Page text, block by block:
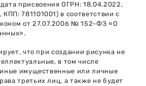
присвоения ОГРН: 18.04.2022,
781101001) в соответствии с
от 27.07.2006 № 152-ФЗ «О
что при создании рисунка не
в том числе
имущественные или личные
третьих лиц, а также не будет